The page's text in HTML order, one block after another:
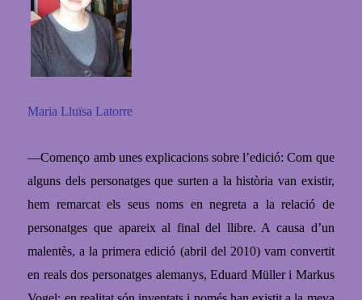
Maria Lluïsa Latorre
—Començo amb unes explicacions sobre l’edició:Com que
alguns dels personatges que surten a la història van existir,
hem remarcat els seus noms en negreta a la relació de
personatges que apareixal final del llibre. A causa d’un
malentès, a la primera edició (abril del 2010) vam convertit
en reals dos personatges alemanys, Eduard Müller i Markus